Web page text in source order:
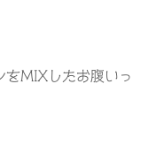
をMIXしたお腹いっ